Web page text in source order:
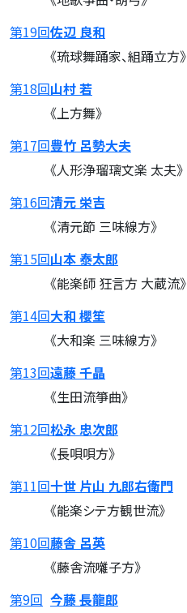
第19回佐辺 良和
《琉球舞踊家、組踊立方》
第18回山村 若
《上方舞》
第17回豊竹 呂勢大夫
《人形浄瑠璃文楽 太夫》
第16回清元 栄吉
《清元節 三味線方》
第15回山本 泰太郎
《能楽師 狂言方 大蔵流》
第14回大和 櫻笙
《大和楽 三味線方》
第13回遠藤 千晶
《生田流箏曲》
第12回松永 忠次郎
《長唄唄方》
第11回十世 片山 九郎右衛門
《能楽シテ方観世流》
第10回藤舎 呂英
《藤舎流囃子方》
第9回 今藤 長龍郎